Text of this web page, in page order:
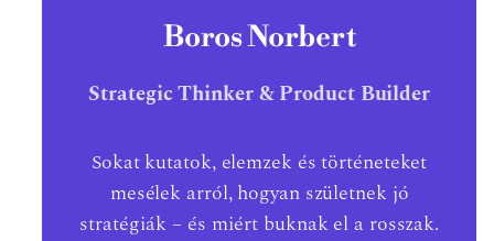
Boros Norbert
Strategic Thinker & Product Builder
Sokat kutatok, elemzek és történeteket
mesélek arról, hogyan születnek jó
stratégiák – és miért buknak el a rosszak.